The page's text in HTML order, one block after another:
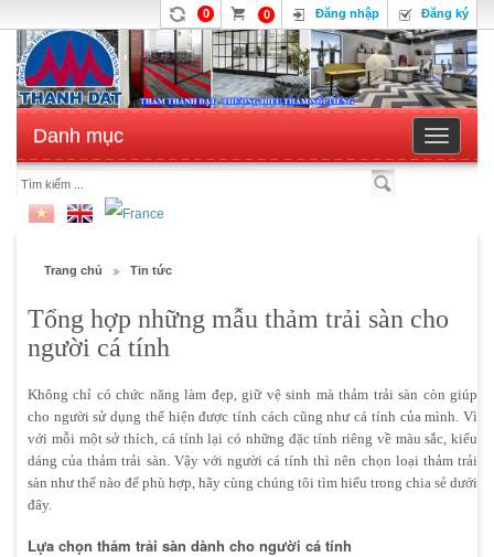
0 0 Đăng nhập Đăng ký
Toggle
Danh mục
Trang chủ Tin tức
Tổng hợp những mẫu thảm trải sàn cho
người cá tính
Không chỉ có chức năng làm đẹp, giữ vệ sinh mà thảm trải sàn còn giúp
cho người sử dụng thể hiện được tính cách cũng như cá tính của mình. Vì
với mỗi một sở thích, cá tính lại có những đặc tính riêng về màu sắc, kiểu
dáng của thảm trải sàn. Vậy với người cá tính thì nên chọn loại thảm trải
sàn như thế nào để phù hợp, hãy cùng chúng tôi tìm hiểu trong chia sẻ dưới
đây.
Lựa chọn thảm trải sàn dành cho người cá tính